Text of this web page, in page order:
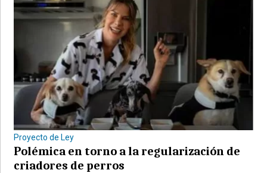
Proyecto de Ley
Polémica en torno a la regularización de
criadores de perros